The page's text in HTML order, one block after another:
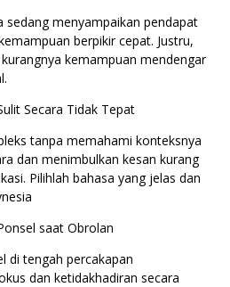
sedang menyampaikan pendapat
berpikir cepat. Justru,
kemampuan mendengar
Secara Tidak Tepat
tanpa memahami konteksnya
dan menimbulkan kesan kurang
Pilihlah bahasa yang jelas dan
saat Obrolan
di tengah percakapan
dan ketidakhadiran secara